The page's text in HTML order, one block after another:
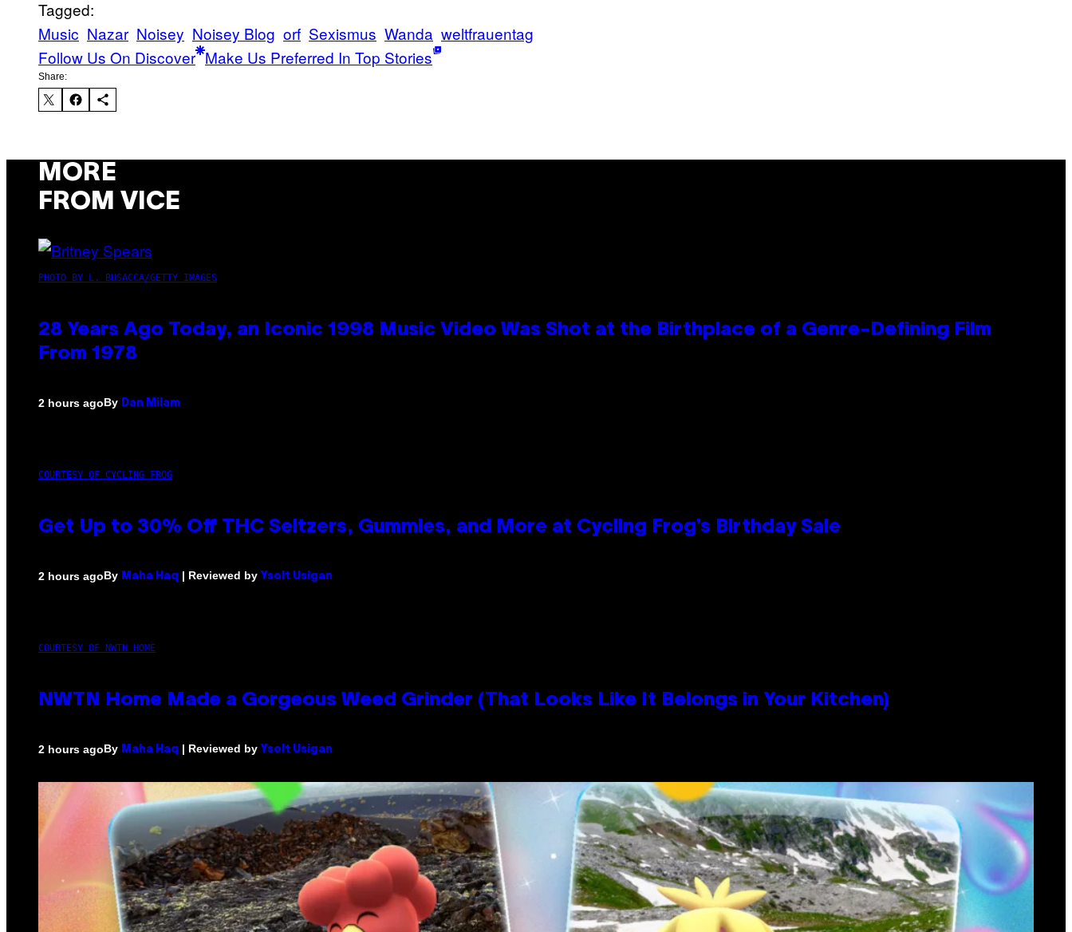
Tagged:
Music Nazar Noisey Noisey Blog orf Sexismus Wanda weltfrauentag
Follow Us On Discover Make Us Preferred In Top Stories
Share:
MORE
FROM VICE
PHOTO BY L. BUSACCA/GETTY IMAGES
28 Years Ago Today, an Iconic 1998 Music Video Was Shot at the Birthplace of a Genre-Defining Film
From 1978
2 hours agoBy Dan Milam
COURTESY OF CYCLING FROG
Get Up to 30% Off THC Seltzers, Gummies, and More at Cycling Frog’s Birthday Sale
2 hours agoBy Maha Haq | Reviewed by Ysolt Usigan
COURTESY OF NWTN HOME
NWTN Home Made a Gorgeous Weed Grinder (That Looks Like It Belongs in Your Kitchen)
2 hours agoBy Maha Haq | Reviewed by Ysolt Usigan